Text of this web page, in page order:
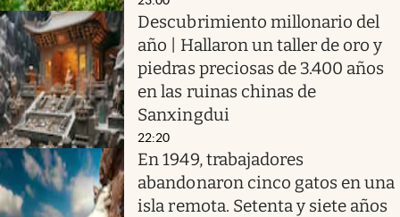
Descubrimiento millonario del
año | Hallaron un taller de oro y
piedras preciosas de 3.400 años
en las ruinas chinas de
Sanxingdui
22:20
En 1949, trabajadores
abandonaron cinco gatos en una
isla remota. Setenta y siete años